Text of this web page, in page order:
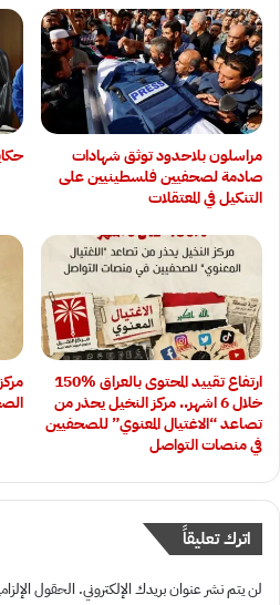
‏مراسلون بلاحدود توثق شهادات
صادمة لصحفيين فلسطينيين على
التنكيل في المعتقلات
ارتفاع تقييد المحتوى بالعراق 15‎0‎%‎
خلال 6 اشهر.. مركز النخيل يحذر من
تصاعد “الاغتيال المعنوي” للصحفيين
في منصات التواصل
اترك تعليقاً
لن يتم نشر عنوان بريدك الإلكتروني. الحقول